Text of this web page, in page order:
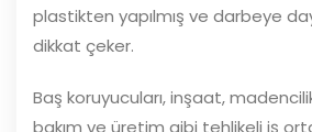
plastikten yapılmış ve darbeye
dikkat çeker.
Baş koruyucuları, inşaat,
bakım ve üretim gibi tehlikeli iş